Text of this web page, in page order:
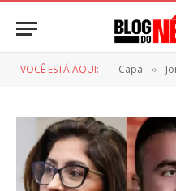
VOCÊ ESTÁ AQUI: Capa »